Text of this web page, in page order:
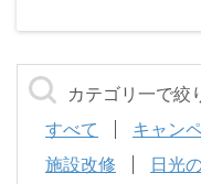
カテゴリ一で絞
すべて
キャン
施設改修
日光